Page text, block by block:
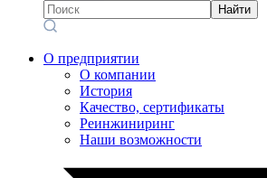
Найти
О предприятии
О компании
История
Качество, сертификаты
Реинжиниринг
Наши возможности